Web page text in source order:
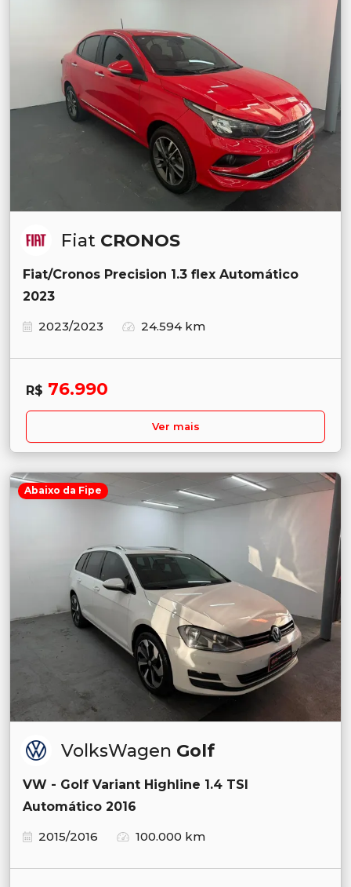
Fiat CRONOS
Fiat/Cronos Precision 1.3 flex Automático
2023
2023/2023
24.594 km
R$ 76.990
Ver mais
Abaixo da Fipe
VolksWagen Golf
VW - Golf Variant Highline 1.4 TSI
Automático 2016
2015/2016
100.000 km